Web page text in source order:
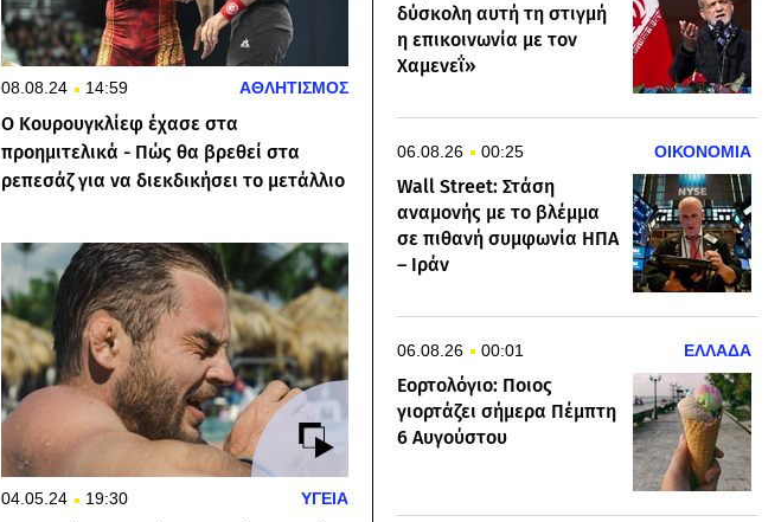
08.08.24 14:59 ΑΘΛΗΤΙΣΜΟΣ
Ο Κουρουγκλίεφ έχασε στα
προημιτελικά - Πώς θα βρεθεί στα
ρεπεσάζ για να διεκδικήσει το μετάλλιο
04.05.24 19:30 ΥΓΕΙΑ
δύσκολη αυτή τη στιγμή
η επικοινωνία με τον
Χαμενεΐ»
06.08.26 00:25 ΟΙΚΟΝΟΜΙΑ
Wall Street: Στάση
αναμονής με το βλέμμα
σε πιθανή συμφωνία ΗΠΑ
– Ιράν
06.08.26 00:01 ΕΛΛΑΔΑ
Εορτολόγιο: Ποιος
γιορτάζει σήμερα Πέμπτη
6 Αυγούστου